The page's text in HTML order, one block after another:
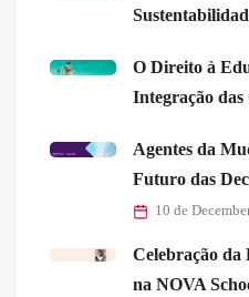
O Direito à
Integração
Agentes da
Futuro das
10 de
Celebração da
na NOVA